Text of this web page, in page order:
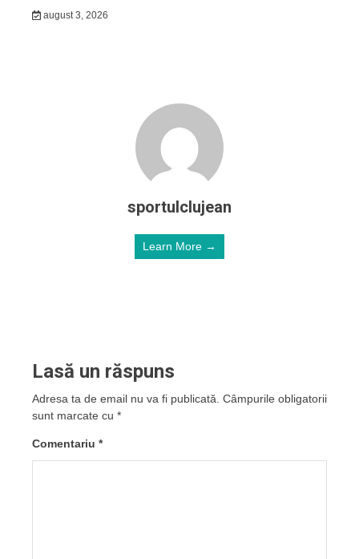
august 3, 2026
sportulclujean
Learn More →
Lasă un răspuns
Adresa ta de email nu va fi publicată. Câmpurile obligatorii
sunt marcate cu *
Comentariu *